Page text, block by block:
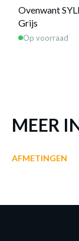
Ovenwant
Grijs
Op voorraad
MEER
AFMETINGEN
€ 5,99
Prijs per stuk, incl.